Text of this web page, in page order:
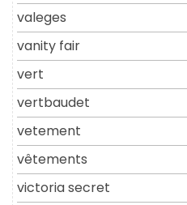
valeges
vanity fair
vert
vertbaudet
vetement
vêtements
victoria secret